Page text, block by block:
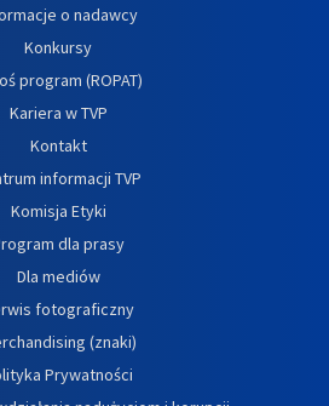
o nadawcy
Konkursy
program (ROPAT)
Kariera w TVP
Kontakt
informacji TVP
Komisja Etyki
dla prasy
Dla mediów
fotograficzny
(znaki)
Prywatności